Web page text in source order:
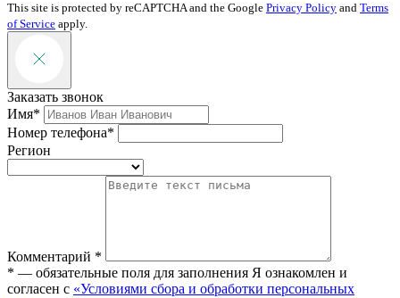
This site is protected by reCAPTCHA and the Google Privacy Policy and Terms
of Service apply.
Заказать звонок
Имя*
Номер телефона*
Регион
Комментарий *
* — обязательные поля для заполнения Я ознакомлен и
согласен с «Условиями сбора и обработки персональных